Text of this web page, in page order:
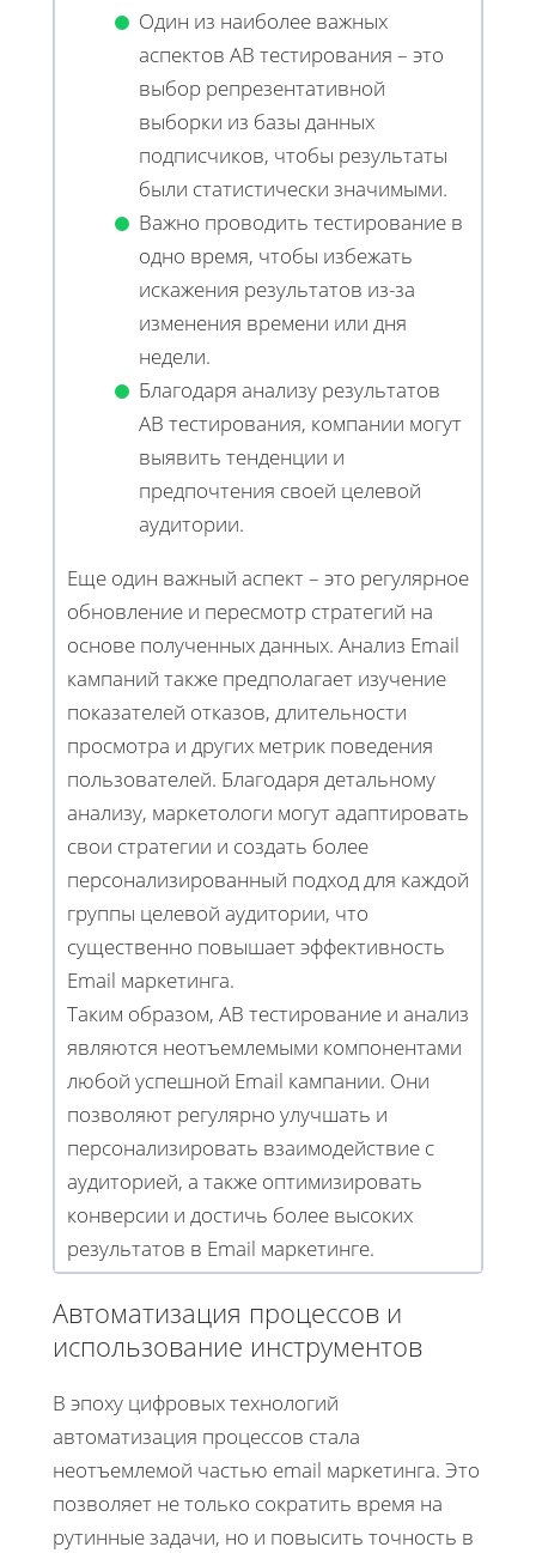
Один из наиболее важных
аспектов AB тестирования – это
выбор репрезентативной
выборки из базы данных
подписчиков, чтобы результаты
были статистически значимыми.
Важно проводить тестирование в
одно время, чтобы избежать
искажения результатов из-за
изменения времени или дня
недели.
Благодаря анализу результатов
AB тестирования, компании могут
выявить тенденции и
предпочтения своей целевой
аудитории.
Еще один важный аспект – это регулярное
обновление и пересмотр стратегий на
основе полученных данных. Анализ Email
кампаний также предполагает изучение
показателей отказов, длительности
просмотра и других метрик поведения
пользователей. Благодаря детальному
анализу, маркетологи могут адаптировать
свои стратегии и создать более
персонализированный подход для каждой
группы целевой аудитории, что
существенно повышает эффективность
Email маркетинга.
Таким образом, AB тестирование и анализ
являются неотъемлемыми компонентами
любой успешной Email кампании. Они
позволяют регулярно улучшать и
персонализировать взаимодействие с
аудиторией, а также оптимизировать
конверсии и достичь более высоких
результатов в Email маркетинге.
Автоматизация процессов и
использование инструментов
В эпоху цифровых технологий
автоматизация процессов стала
неотъемлемой частью email маркетинга. Это
позволяет не только сократить время на
рутинные задачи, но и повысить точность в